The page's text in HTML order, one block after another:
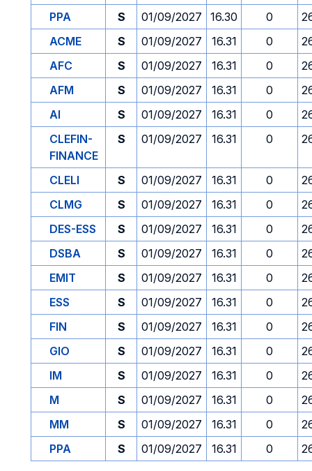
PPA
S 01/09/2027 16.30 0
ACME
S 01/09/2027 16.31 0
AFC
S 01/09/2027 16.31 0
AFM
S 01/09/2027 16.31 0
AI
S 01/09/2027 16.31 0
CLEFIN-
FINANCE
S 01/09/2027 16.31 0
CLELI S 01/09/2027 16.31 0
CLMG
S 01/09/2027 16.31 0
DES-ESS
S 01/09/2027 16.31 0
DSBA
S 01/09/2027 16.31 0
EMIT
S 01/09/2027 16.31 0
ESS
S 01/09/2027 16.31 0
FIN
S 01/09/2027 16.31 0
GIO
S 01/09/2027 16.31 0
IM
S 01/09/2027 16.31 0
M
S 01/09/2027 16.31 0
MM
S 01/09/2027 16.31 0
PPA
S 01/09/2027 16.31 0